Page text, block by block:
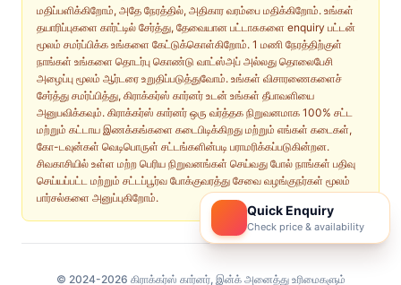
Quick Enquiry
Check price & availability
மதிப்பளிக்கிறோம், அதே நேரத்தில், அதிகார வரம்பை மதிக்கிறோம். உங்கள்
தயாரிப்புகளை கார்ட்டில் சேர்த்து, தேவையான பட்டாசுகளை enquiry பட்டன்
மூலம் சமர்ப்பிக்க உங்களை கேட்டுக்கொள்கிறோம். 1 மணி நேரத்திற்குள்
நாங்கள் உங்களை தொடர்பு கொண்டு வாட்ஸ்அப் அல்லது தொலைபேசி
அழைப்பு மூலம் ஆர்டரை உறுதிப்படுத்துவோம். உங்கள் விசாரணைகளைச்
சேர்த்து சமர்ப்பித்து, கிராக்கர்ஸ் கார்னர் உடன் உங்கள் தீபாவளியை
அனுபவிக்கவும். கிராக்கர்ஸ் கார்னர் ஒரு வர்த்தக நிறுவனமாக 100% சட்ட
மற்றும் கட்டாய இணக்கங்களை கடைபிடிக்கிறது மற்றும் எங்கள் கடைகள்,
கோ-டவுன்கள் வெடிபொருள் சட்டங்களின்படி பராமரிக்கப்படுகின்றன.
சிவகாசியில் உள்ள மற்ற பெரிய நிறுவனங்கள் செய்வது போல் நாங்கள் பதிவு
செய்யப்பட்ட மற்றும் சட்டப்பூர்வ போக்குவரத்து சேவை வழங்குநர்கள் மூலம்
பார்சல்களை அனுப்புகிறோம்.
© 2024-2026 கிராக்கர்ஸ் கார்னர், இன்க் அனைத்து உரிமைகளும்